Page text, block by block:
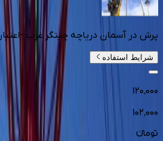
پرش در آسمان دریاچه چیتگر غرب -اعتبار تا
شرایط استفاده
۱۲۰٬۰۰۰
۱۰۲٬۰۰۰
تومانءء